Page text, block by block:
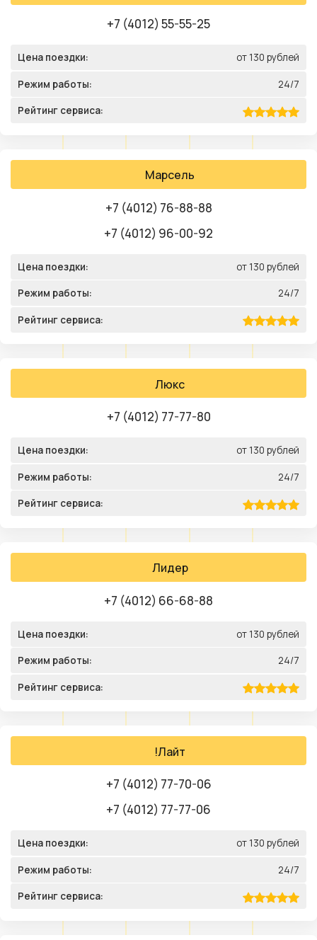
+7 (4012) 55-55-25
Цена поездки: от 130 рублей
Режим работы: 24/7
Рейтинг сервиса:
Марсель
+7 (4012) 76-88-88
+7 (4012) 96-00-92
Цена поездки: от 130 рублей
Режим работы: 24/7
Рейтинг сервиса:
Люкс
+7 (4012) 77-77-80
Цена поездки: от 130 рублей
Режим работы: 24/7
Рейтинг сервиса:
Лидер
+7 (4012) 66-68-88
Цена поездки: от 130 рублей
Режим работы: 24/7
Рейтинг сервиса:
!Лайт
+7 (4012) 77-70-06
+7 (4012) 77-77-06
Цена поездки: от 130 рублей
Режим работы: 24/7
Рейтинг сервиса: